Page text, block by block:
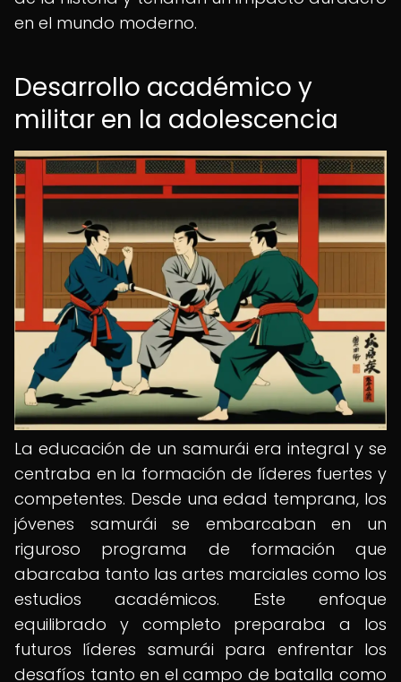
en el mundo moderno.
Desarrollo académico y
militar en la adolescencia
La educación de un samurái era integral y se
centraba en la formación de líderes fuertes y
competentes. Desde una edad temprana, los
jóvenes samurái se embarcaban en un
riguroso programa de formación que
abarcaba tanto las artes marciales como los
estudios académicos. Este enfoque
equilibrado y completo preparaba a los
futuros líderes samurái para enfrentar los
desafíos tanto en el campo de batalla como